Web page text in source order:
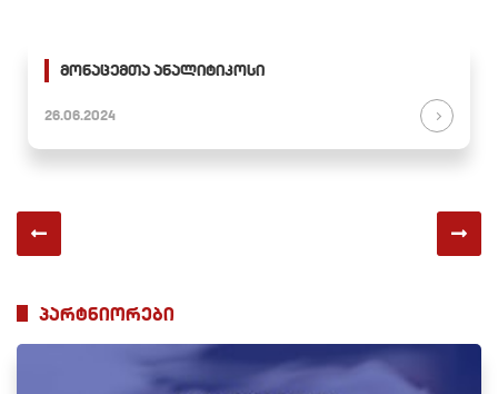
მონაცემთა ანალიტიკოსი
26.06.2024
პარტნიორები